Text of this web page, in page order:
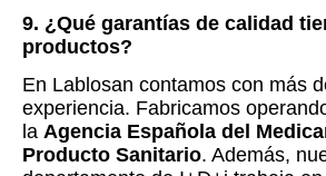
9. ¿Qué garantías de calidad
productos?
En Lablosan contamos con más
experiencia. Fabricamos
la Agencia Española del
Producto Sanitario. Además,